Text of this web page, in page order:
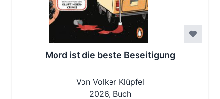
Mord ist die beste Beseitigung
Von Volker Klüpfel
2026, Buch